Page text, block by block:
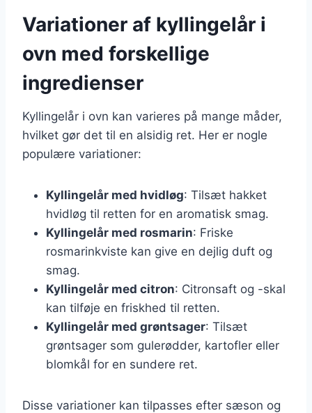
Variationer af kyllingelår i
ovn med forskellige
ingredienser
Kyllingelår i ovn kan varieres på mange måder,
hvilket gør det til en alsidig ret. Her er nogle
populære variationer:
Kyllingelår med hvidløg: Tilsæt hakket
hvidløg til retten for en aromatisk smag.
Kyllingelår med rosmarin: Friske
rosmarinkviste kan give en dejlig duft og
smag.
Kyllingelår med citron: Citronsaft og -skal
kan tilføje en friskhed til retten.
Kyllingelår med grøntsager: Tilsæt
grøntsager som gulerødder, kartofler eller
blomkål for en sundere ret.
Disse variationer kan tilpasses efter sæson og